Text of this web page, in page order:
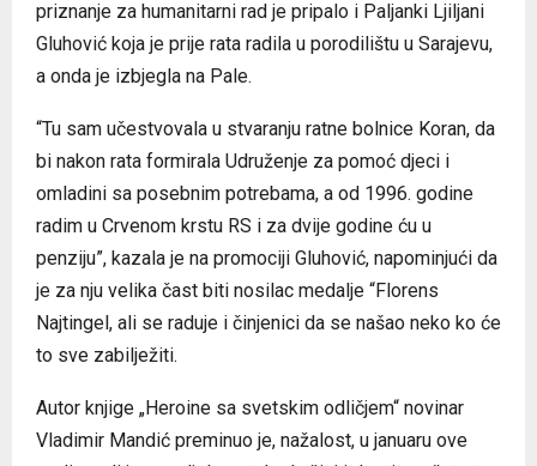
priznanje za humanitarni rad je pripalo i Paljanki Ljiljani
Gluhović koja je prije rata radila u porodilištu u Sarajevu,
a onda je izbjegla na Pale.
“Tu sam učestvovala u stvaranju ratne bolnice Koran, da
bi nakon rata formirala Udruženje za pomoć djeci i
omladini sa posebnim potrebama, a od 1996. godine
radim u Crvenom krstu RS i za dvije godine ću u
penziju”, kazala je na promociji Gluhović, napominjući da
je za nju velika čast biti nosilac medalje “Florens
Najtingel, ali se raduje i činjenici da se našao neko ko će
to sve zabilježiti.
Autor knjige „Heroine sa svetskim odličjem“ novinar
Vladimir Mandić preminuo je, nažalost, u januaru ove